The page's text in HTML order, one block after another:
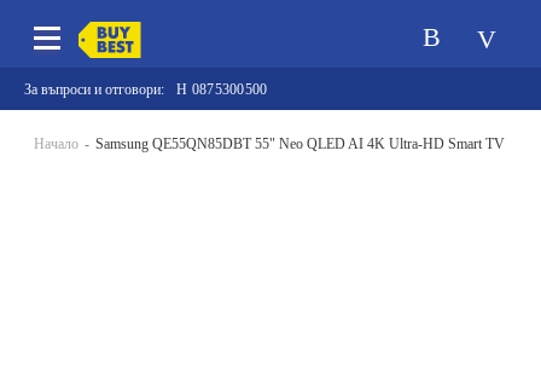
За въпроси и отговори: 0875300500
Начало Samsung QE55QN85DBT 55" Neo QLED AI 4K Ultra-HD Smart TV